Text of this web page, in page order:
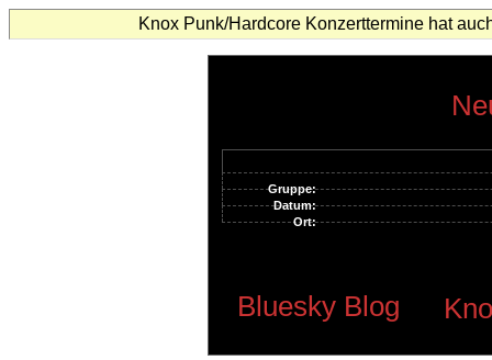
Knox Punk/Hardcore Konzerttermine hat
Gruppe:
Datum:
Ort:
Bluesky Blog